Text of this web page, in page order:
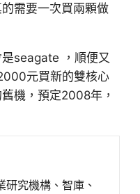
需要一次買兩顆做
seagate ，順便又
元買新的雙核心
機，預定2008年，
究機構、智庫、